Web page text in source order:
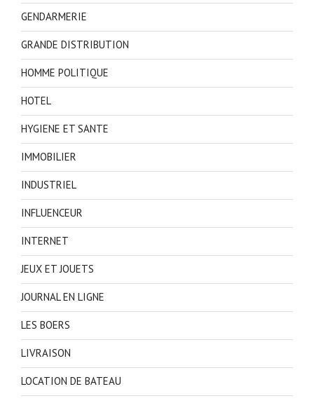
GENDARMERIE
GRANDE DISTRIBUTION
HOMME POLITIQUE
HOTEL
HYGIENE ET SANTE
IMMOBILIER
INDUSTRIEL
INFLUENCEUR
INTERNET
JEUX ET JOUETS
JOURNAL EN LIGNE
LES BOERS
LIVRAISON
LOCATION DE BATEAU